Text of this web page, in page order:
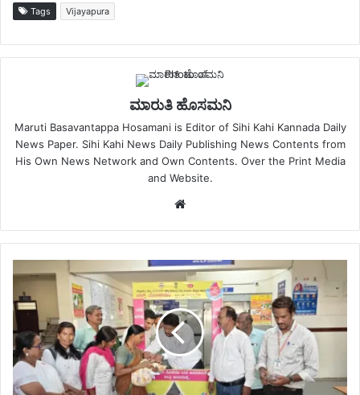
Tags Vijayapura
ಮಾರುತಿ ಹೊಸಮನಿ
Maruti Basavantappa Hosamani is Editor of Sihi Kahi Kannada Daily
News Paper. Sihi Kahi News Daily Publishing News Contents from
His Own News Network and Own Contents. Over the Print Media
and Website.
Website